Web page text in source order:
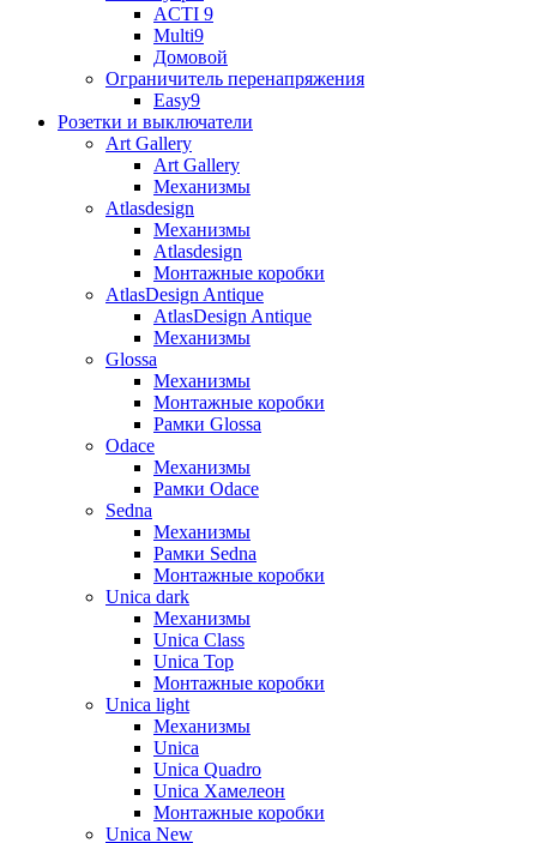
ACTI 9
Multi9
Домовой
Ограничитель перенапряжения
Easy9
Розетки и выключатели
Art Gallery
Art Gallery
Механизмы
Atlasdesign
Механизмы
Atlasdesign
Монтажные коробки
AtlasDesign Antique
AtlasDesign Antique
Механизмы
Glossa
Механизмы
Монтажные коробки
Рамки Glossa
Odace
Механизмы
Рамки Odace
Sedna
Механизмы
Рамки Sedna
Монтажные коробки
Unica dark
Механизмы
Unica Class
Unica Top
Монтажные коробки
Unica light
Механизмы
Unica
Unica Quadro
Unica Хамелеон
Монтажные коробки
Unica New